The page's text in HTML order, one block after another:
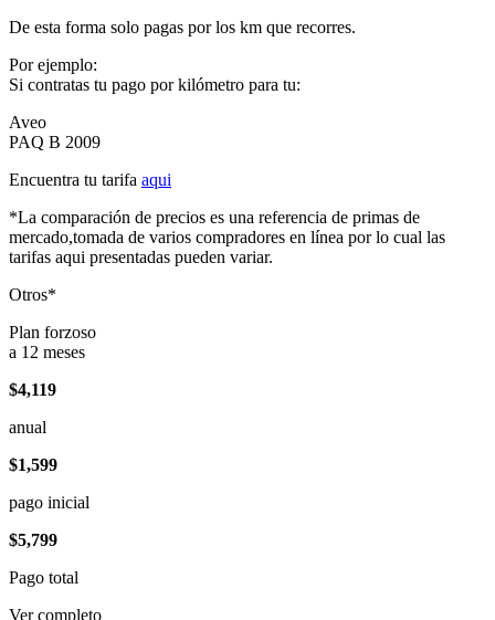
De esta forma solo pagas por los km que recorres.
Por ejemplo:
Si contratas tu pago por kilómetro para tu:
Aveo
PAQ B 2009
Encuentra tu tarifa aqui
*La comparación de precios es una referencia de primas de
mercado,tomada de varios compradores en línea por lo cual las
tarifas aqui presentadas pueden variar.
Otros*
Plan forzoso
a 12 meses
$4,119
anual
$1,599
pago inicial
$5,799
Pago total
Ver completo